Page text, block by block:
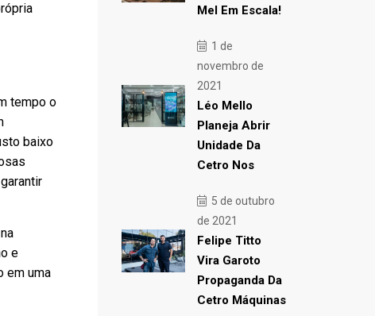
tempo o
baixo
e
em uma
Mel Em Escala!
1 de
novembro de
2021
Léo Mello
Planeja Abrir
Unidade Da
Cetro Nos
5 de outubro
de 2021
Felipe Titto
Vira Garoto
Propaganda Da
Cetro Máquinas